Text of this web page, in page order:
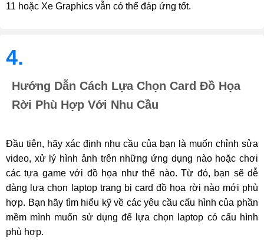
11 hoặc Xe Graphics vẫn có thể đáp ứng tốt.
4.
Hướng Dẫn Cách Lựa Chọn Card Đồ Họa
Rời Phù Hợp Với Nhu Cầu
Đầu tiên, hãy xác định nhu cầu của bạn là muốn chỉnh sửa
video, xử lý hình ảnh trên những ứng dụng nào hoặc chơi
các tựa game với đồ họa như thế nào. Từ đó, bạn sẽ dễ
dàng lựa chọn laptop trang bị card đồ họa rời nào mới phù
hợp. Bạn hãy tìm hiểu kỹ về các yêu cầu cấu hình của phần
mềm mình muốn sử dụng để lựa chọn laptop có cấu hình
phù hợp.